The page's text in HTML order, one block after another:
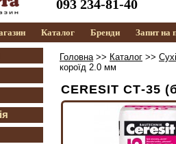
093 234-81-40
Каталог Бренди Запит на
Головна>> Каталог >>
короїд 2.0 мм
CERESIT СТ-35